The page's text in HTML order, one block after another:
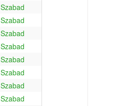
Szabad
Szabad
Szabad
Szabad
Szabad
Szabad
Szabad
Szabad